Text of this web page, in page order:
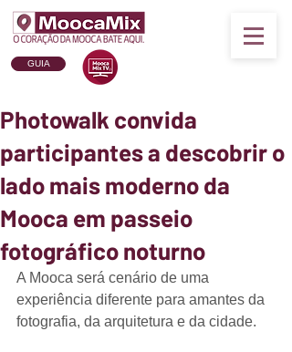
GUIA
Photowalk convida
participantes a descobrir o
lado mais moderno da
Mooca em passeio
fotográfico noturno
A Mooca será cenário de uma
experiência diferente para amantes da
fotografia, da arquitetura e da cidade.